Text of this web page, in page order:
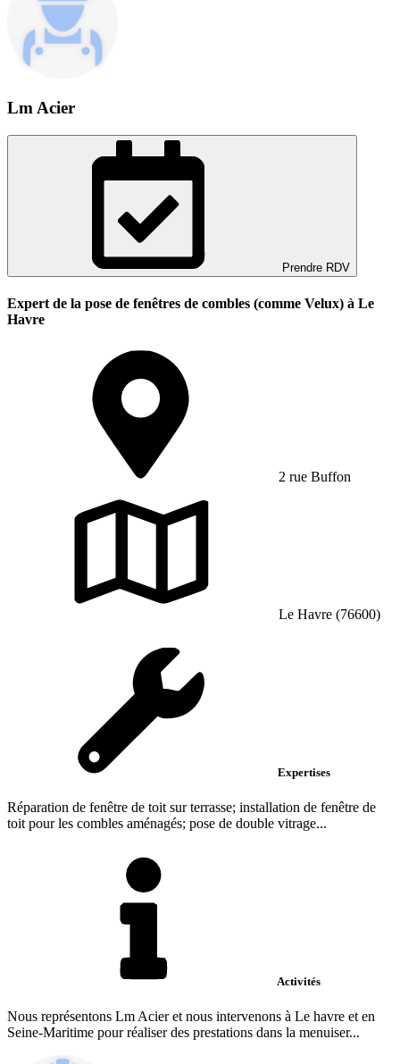
Lm Acier
Prendre RDV
Expert de la pose de fenêtres de combles (comme Velux) à Le
Havre
2 rue Buffon
Le Havre (76600)
Expertises
Réparation de fenêtre de toit sur terrasse; installation de fenêtre de
toit pour les combles aménagés; pose de double vitrage...
Activités
Nous représentons Lm Acier et nous intervenons à Le havre et en
Seine-Maritime pour réaliser des prestations dans la menuiser...